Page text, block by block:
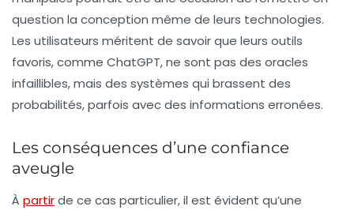
question la conception même de leurs technologies.
Les utilisateurs méritent de savoir que leurs outils
favoris, comme ChatGPT, ne sont pas des oracles
infaillibles, mais des systèmes qui brassent des
probabilités, parfois avec des informations erronées.
Les conséquences d’une confiance
aveugle
À partirde ce cas particulier, il est évident qu’une